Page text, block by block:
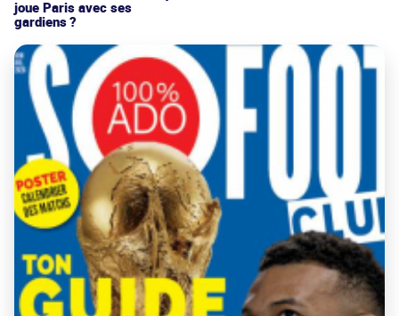
joue Paris avec ses
gardiens ?